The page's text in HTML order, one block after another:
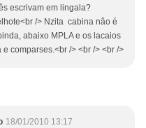
escrivam em lingala?
/> Nzita cabina nâo é
abaixo MPLA e os lacaios
comparses.<br /> <br /> <br />
18/01/2010 13:17